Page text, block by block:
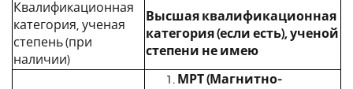
Квалификационная
категория, ученая
степень (при
наличии)
Высшая квалификационная
категория (если есть), ученой
степени не имею
МРТ (Магнитно-